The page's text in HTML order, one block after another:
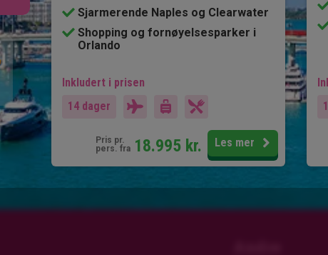
Sjarmerende Naples og Clearwater
Shopping og fornøyelsesparker i
Orlando
Inkludert i prisen
14 dager
Pris pr.
pers. fra 18.995 kr. Les mer